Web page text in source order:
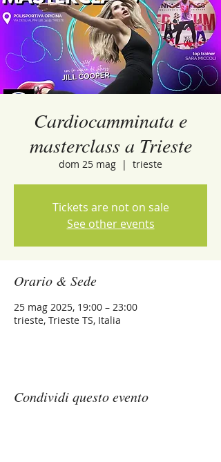
Cardiocamminata e
masterclass a Trieste
dom 25 mag
  |
trieste
Tickets are not on sale
See other events
Orario & Sede
25 mag 2025, 19:00 – 23:00
trieste, Trieste TS, Italia
Condividi questo evento